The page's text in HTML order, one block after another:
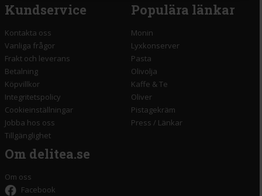
Kundservice
Kontakta oss
Vanliga frågor
Frakt och leverans
Betalning
Köpvillkor
Integritetspolicy
Cookieinställningar
Jobba hos oss
Tillgänglighet
Populära länkar
Monin
Lyxkonserver
Pasta
Olivolja
Kaffe & Te
Oliver
Pistagekräm
Press / Länkar
Om delitea.se
Om oss
Facebook